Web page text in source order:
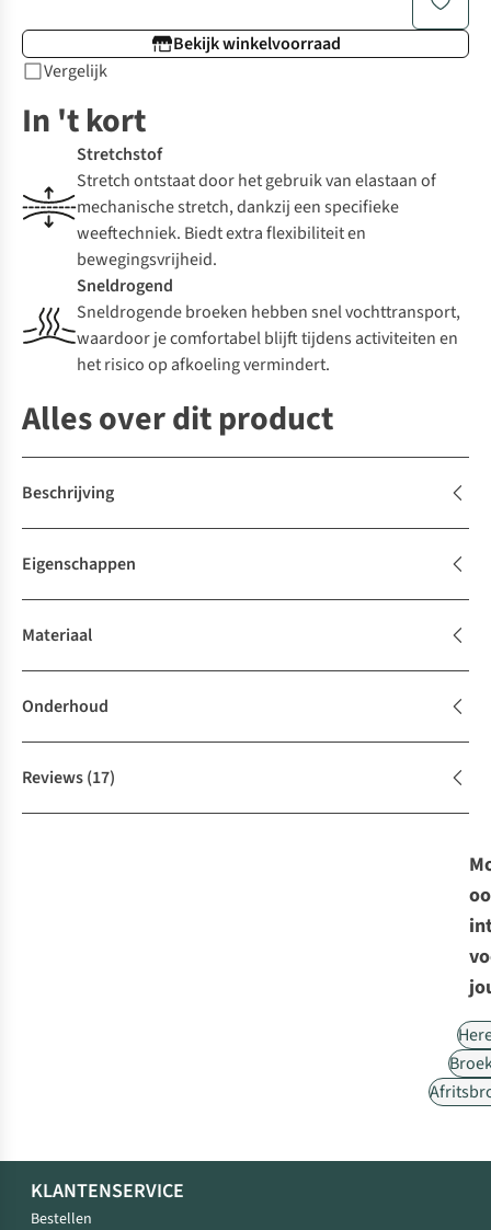
Bekijk winkelvoorraad
Vergelijk
In 't kort
Stretchstof
Stretch ontstaat door het gebruik van elastaan of
mechanische stretch, dankzij een specifieke
weeftechniek. Biedt extra flexibiliteit en
bewegingsvrijheid.
Sneldrogend
Sneldrogende broeken hebben snel vochttransport,
waardoor je comfortabel blijft tijdens activiteiten en
het risico op afkoeling vermindert.
Alles over dit product
Beschrijving
Eigenschappen
Materiaal
Onderhoud
Reviews(17)
KLANTENSERVICE
Bestellen